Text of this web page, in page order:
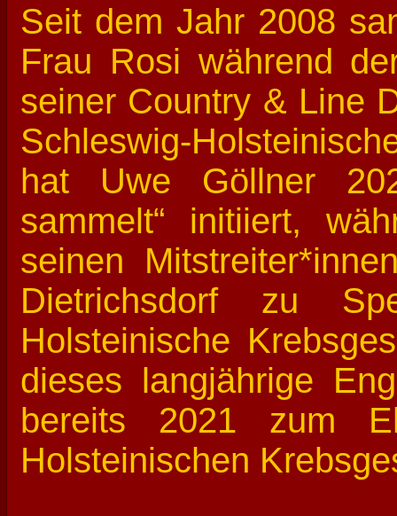
Seit dem Jahr 2008
Frau Rosi während
seiner Country & Line
Schleswig-
hat Uwe Göllner
sammelt“ initiiert,
seinen
Dietrichsdorf zu
Holsteinische
dieses langjährige
bereits 2021 zum
Holsteinischen